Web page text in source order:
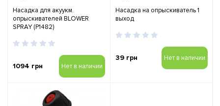
Насадка для акуукм.
опрыскивателей BLOWER
SPRAY (Р1482)
1094 грн Нет в наличии
Насадка на опрыскиватель 1
выход
39 грн Нет в наличии